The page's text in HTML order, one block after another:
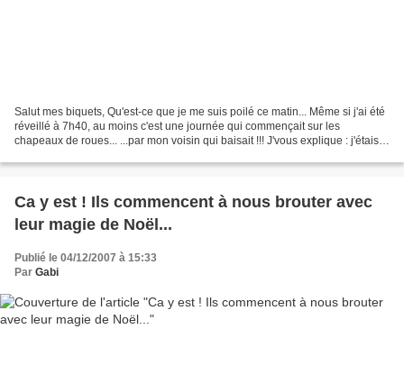
Salut mes biquets, Qu'est-ce que je me suis poilé ce matin... Même si j'ai été
réveillé à 7h40, au moins c'est une journée qui commençait sur les
chapeaux de roues... ...par mon voisin qui baisait !!! J'vous explique : j'étais
Ca y est ! Ils commencent à nous brouter avec
leur magie de Noël...
Publié le 04/12/2007 à 15:33
Par Gabi